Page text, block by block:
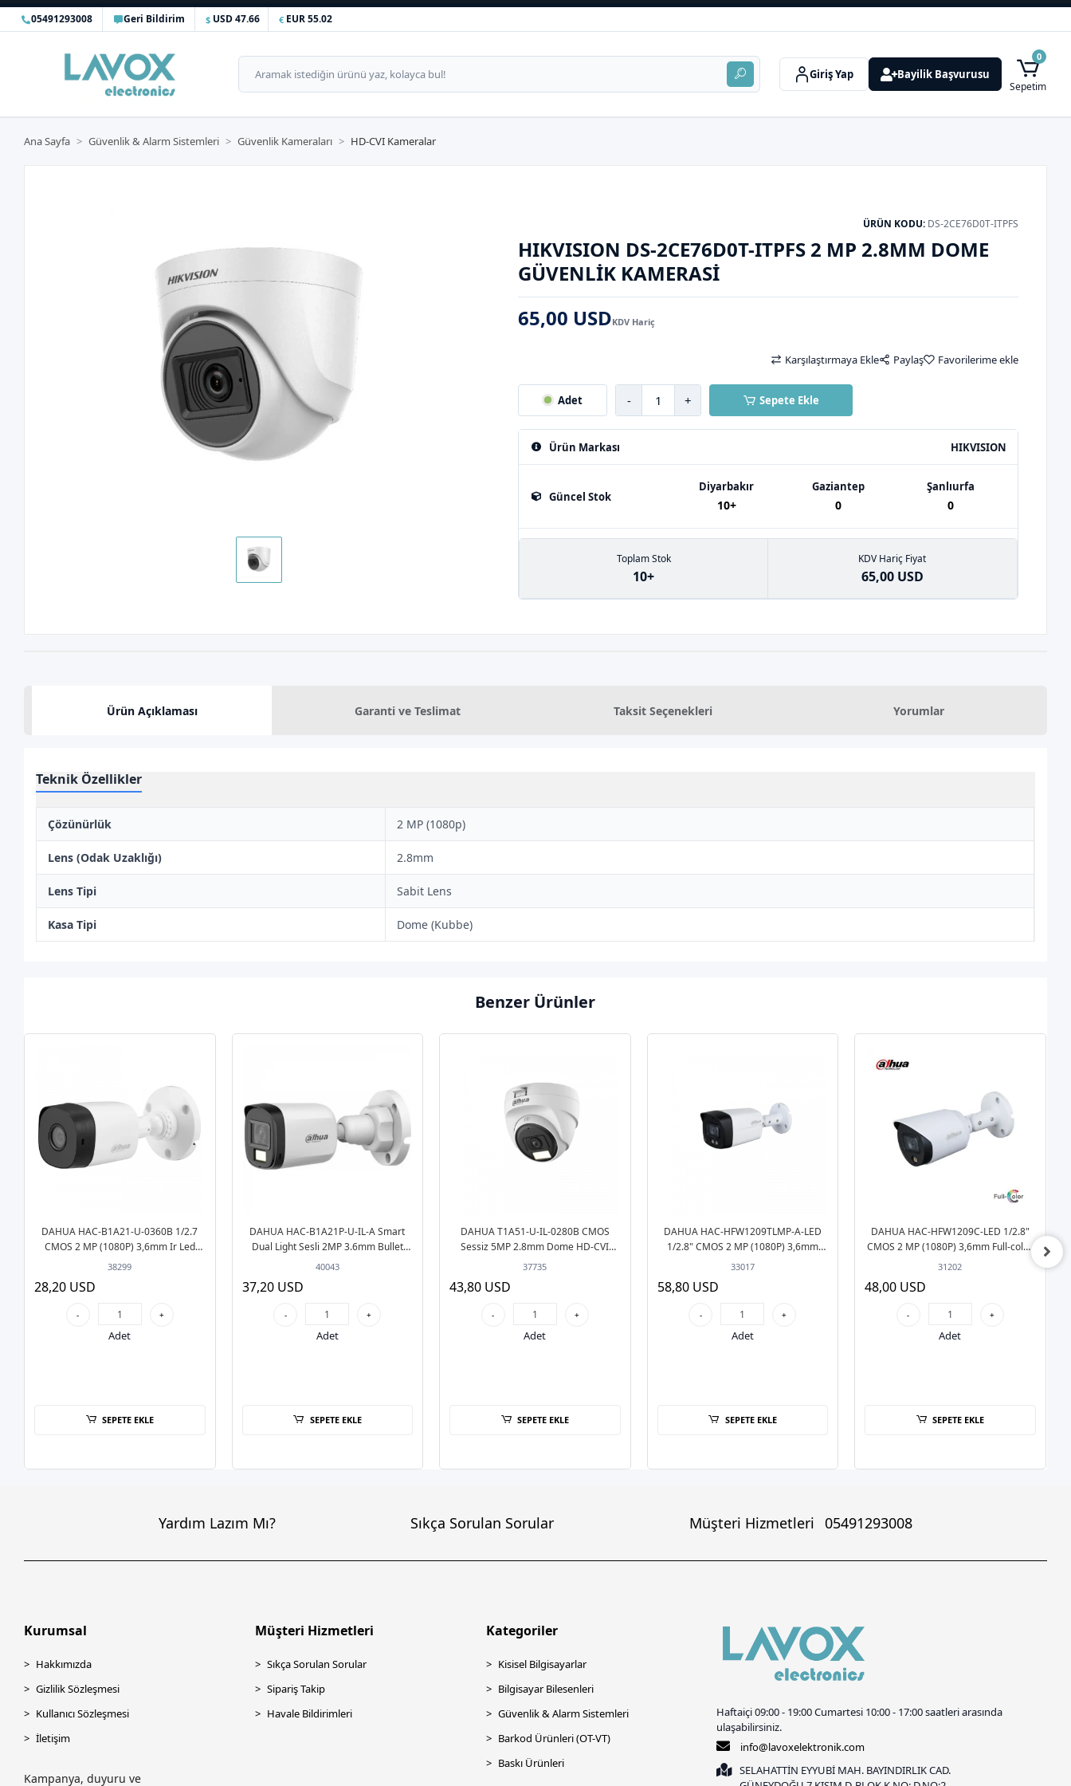
05491293008 Geri Bildirim USD 47.66 EUR 55.02
Giriş Yap Bayilik Başvurusu
0
Sepetim
Ana Sayfa Güvenlik & Alarm Sistemleri Güvenlik Kameraları HD-CVI Kameralar
ÜRÜN KODU:DS-2CE76D0T-ITPFS
HIKVISION DS-2CE76D0T-ITPFS 2 MP 2.8MM DOME
GÜVENLIK KAMERASI
65,00 USDKDV Hariç
Ürün Markası HIKVISION
Güncel Stok
Diyarbakır
10+
Gaziantep
0
Şanlıurfa
0
Toplam Stok
10+
KDV Hariç Fiyat
65,00 USD
Karşılaştırmaya Ekle Paylaş Favorilerime ekle
Adet - + Sepete Ekle
Ürün Açıklaması Garanti ve Teslimat Taksit Seçenekleri Yorumlar
Teknik Özellikler
Çözünürlük 2 MP (1080p)
Lens (Odak Uzaklığı) 2.8mm
Lens Tipi Sabit Lens
Kasa Tipi Dome (Kubbe)
Benzer Ürünler
DAHUA HAC-B1A21-U-0360B 1/2.7
CMOS 2 MP (1080P) 3,6mm Ir Led
Bullet HD-CVI Güvenlik Kamerası
38299
28,20 USD
- +
Adet
SEPETE EKLE
DAHUA HAC-B1A21P-U-IL-A Smart
Dual Light Sesli 2MP 3.6mm Bullet
HD-CVI Güvenlik Kamerası
40043
37,20 USD
- +
Adet
SEPETE EKLE
DAHUA T1A51-U-IL-0280B CMOS
Sessiz 5MP 2.8mm Dome HD-CVI
Güvenlik Kamerası
37735
43,80 USD
- +
Adet
SEPETE EKLE
DAHUA HAC-HFW1209TLMP-A-LED
1/2.8" CMOS 2 MP (1080P) 3,6mm
Full-Color Sesli Bullet HD-CVI Güvenlik
33017
58,80 USD
- +
Adet
SEPETE EKLE
DAHUA HAC-HFW1209C-LED 1/2.8"
CMOS 2 MP (1080P) 3,6mm Full-color
Bullet HD-CVI Güvenlik Kamerası
31202
48,00 USD
- +
Adet
SEPETE EKLE
Yardım Lazım Mı? Sıkça Sorulan Sorular Müşteri Hizmetleri 05491293008
Kurumsal
Hakkımızda
Gizlilik Sözleşmesi
Kullanıcı Sözleşmesi
İletişim
Kampanya, duyuru ve
Müşteri Hizmetleri
Sıkça Sorulan Sorular
Sipariş Takip
Havale Bildirimleri
Kategoriler
Kisisel Bilgisayarlar
Bilgisayar Bilesenleri
Güvenlik & Alarm Sistemleri
Barkod Ürünleri (OT-VT)
Baskı Ürünleri
Haftaiçi 09:00 - 19:00 Cumartesi 10:00 - 17:00 saatleri arasında
ulaşabilirsiniz.
info@lavoxelektronik.com
SELAHATTİN EYYUBİ MAH. BAYINDIRLIK CAD.